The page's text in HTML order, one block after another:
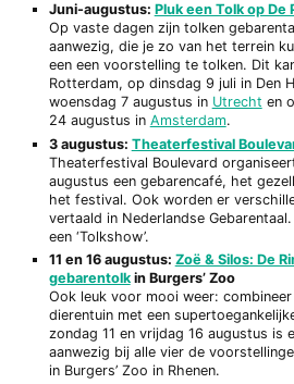
Juni-augustus: Pluk een Tolk op De
Op vaste dagen zijn tolken
aanwezig, die je zo van het terrein
een een voorstelling te tolken. Dit
Rotterdam, op dinsdag 9 juli in Den
woensdag 7 augustus in Utrecht en
24 augustus in Amsterdam.
3 augustus: Theaterfestival
Theaterfestival Boulevard
augustus een gebarencafé, het
het festival. Ook worden er
vertaald in Nederlandse
een ‘Tolkshow’.
11 en 16 augustus: Zoë & Silos: De
gebarentolkin Burgers’ Zoo
Ook leuk voor mooi weer:
dierentuin met een
zondag 11 en vrijdag 16 augustus is
aanwezig bij alle vier de
in Burgers’ Zoo in Rhenen.